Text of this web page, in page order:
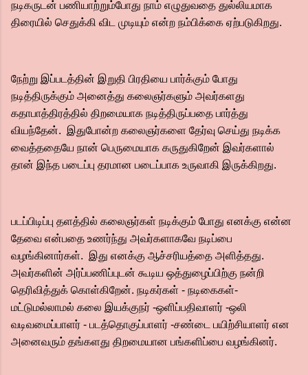
நடிகருடன் பணியாற்றும்போது நாம் எழுதுவதை துல்லியமாக
திரையில் செதுக்கி விட முடியும் என்ற நம்பிக்கை ஏற்படுகிறது.
நேற்று இப்படத்தின் இறுதி பிரதியை பார்க்கும் போது
நடித்திருக்கும் அனைத்து கலைஞர்களும் அவர்களது
கதாபாத்திரத்தில் திறமையாக நடித்திருப்பதை பார்த்து
வியந்தேன். இதுபோன்ற கலைஞர்களை தேர்வு செய்து நடிக்க
வைத்ததையே நான் பெருமையாக கருதுகிறேன் இவர்களால்
தான் இந்த படைப்பு தரமான படைப்பாக உருவாகி இருக்கிறது.
படப்பிடிப்பு தளத்தில் கலைஞர்கள் நடிக்கும் போது எனக்கு என்ன
தேவை என்பதை உணர்ந்து அவர்களாகவே நடிப்பை
வழங்கினார்கள். இது எனக்கு ஆச்சரியத்தை அளித்தது.‌
அவர்களின் அர்ப்பணிப்புடன் கூடிய ஒத்துழைப்பிற்கு நன்றி
தெரிவித்துக் கொள்கிறேன்.‌ நடிகர்கள் - நடிகைகள்-
மட்டுமல்லாமல் கலை இயக்குநர் -ஒளிப்பதிவாளர் -ஒலி
வடிவமைப்பாளர் - படத்தொகுப்பாளர் -சண்டை பயிற்சியாளர் என
அனைவரும் தங்களது திறமையான பங்களிப்பை வழங்கினர்.‌